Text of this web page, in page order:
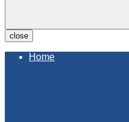
close
Home